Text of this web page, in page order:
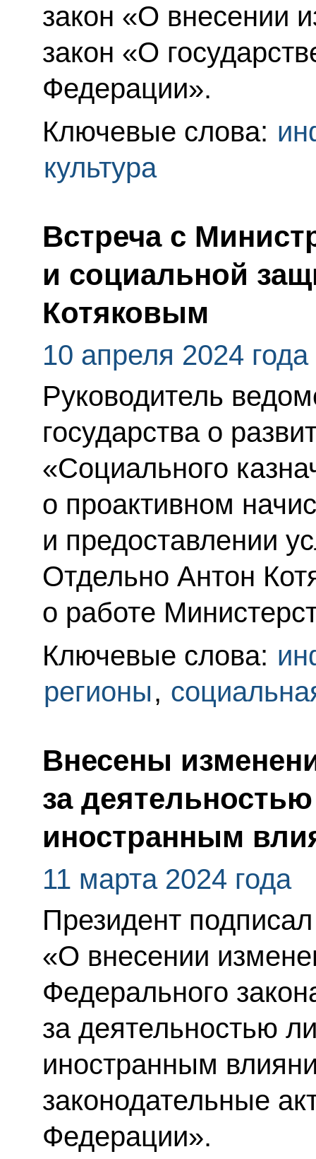
закон «О внесении
закон «О
Федерации».
Ключевые слова:
культура
Встреча с
и социальной
Котяковым
10 апреля 2024 года
Руководитель
государства о
«Социального
о проактивном
и предоставлении
Отдельно Антон
о работе
Ключевые слова:
регионы,
Внесены
за
иностранным
11 марта 2024 года
Президент
«О внесении
Федерального
за деятельностью
иностранным
законодательные
Федерации».